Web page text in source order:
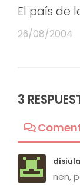
El país de
26/08/2004
3
nen,